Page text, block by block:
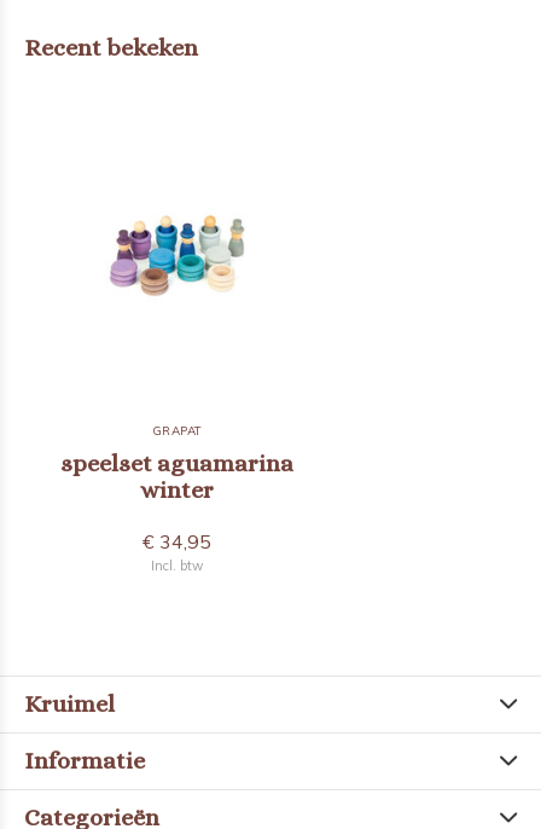
Recent bekeken
GRAPAT
speelset aguamarina
winter
€ 34,95
Incl. btw
Kruimel
Informatie
Categorieën